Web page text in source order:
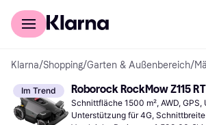
Für Shopper
Klarna/Shopping/Garten & Außenbereich/
Im Trend Roborock RockMow Z115
Schnittfläche 1500 m², AWD,
Unterstützung für 4G,